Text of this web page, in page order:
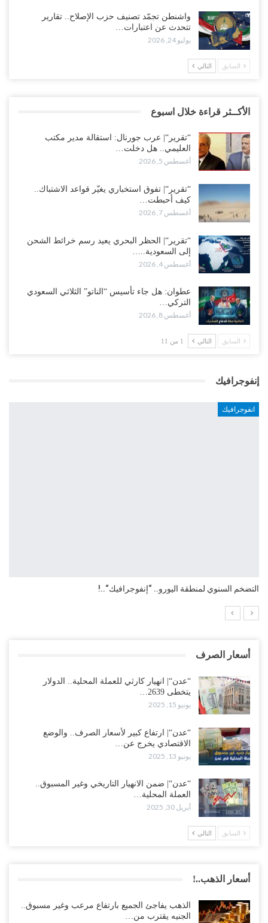
واشنطن تجمّد تصنيف حزب الإصلاح.. تقارير
تتحدث عن اعتبارات…
يوليو 24, 2026
السابق التالي
الأكــثر قراءة خلال اسبوع
“تقرير“| عرب جورنال: استقالة مدير مكتب
العليمي.. هل دخلت…
أغسطس 5, 2026
“تقرير“| تفوق استخباري يغيّر قواعد الاشتباك..
كيف أحبطت…
أغسطس 7, 2026
“تقرير“| الحظر البحري يعيد رسم خرائط الشحن
إلى السعودية..…
أغسطس 4, 2026
عطوان: هل جاء تأسيس “الناتو” الثلاثي السعودي
التركي…
أغسطس 8, 2026
السابق التالي 1 من 11
إنفوجرافيك
انفوجرافيك
التضخم السنوي لمنطقة اليورو.. “إنفوجرافيك“..!
أسعار الصرف
“عدن“| انهيار كارثي للعملة المحلية.. الدولار
يتخطى 2639…
يونيو 15, 2025
“عدن“| ارتفاع كبير لأسعار الصرف.. والوضع
الاقتصادي يخرج عن…
يونيو 13, 2025
“عدن“| ضمن الانهيار التاريخي وغير المسبوق..
العملة المحلية…
أبريل 30, 2025
السابق التالي
أسعار الذهب..!
الذهب يفاجئ الجميع بارتفاع مرعب وغير مسبوق..
الجنيه يقترب من…